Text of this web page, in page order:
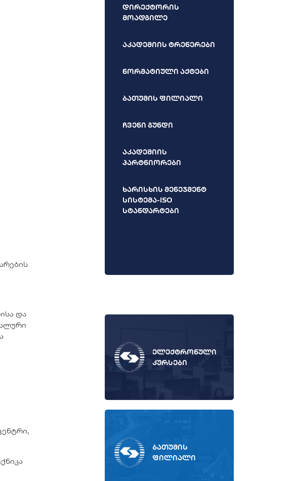
და
დირექტორის
მოადგილე
აკადემიის ტრენერები
ნორმატიული აქტები
ბათუმის ფილიალი
ჩვენი გუნდი
აკადემიის
პარტნიორები
ხარისხის მენეჯმენტ
სისტემა-ISO
სტანდარტები
ელექტრონული
კურსები
ბათუმის
ფილიალი